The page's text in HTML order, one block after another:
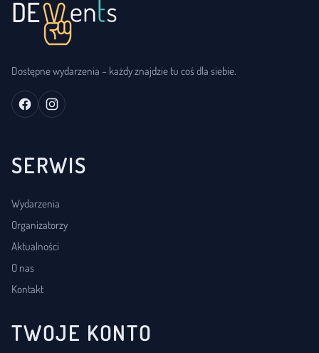
Dostępne wydarzenia – każdy znajdzie tu coś dla siebie.
SERWIS
Wydarzenia
Organizatorzy
Aktualności
O nas
Kontakt
TWOJE KONTO